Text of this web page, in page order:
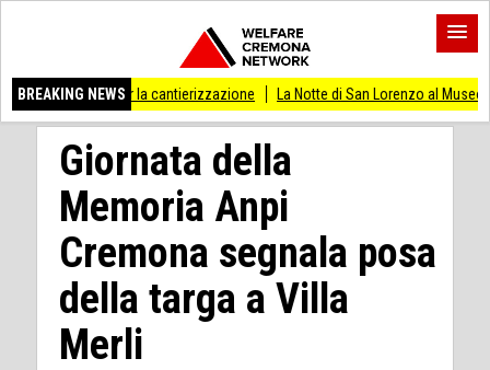
BREAKING NEWS
per la cantierizzazione La Notte di San Lorenzo al Museo Cambonino tra
Giornata della
Memoria Anpi
Cremona segnala posa
della targa a Villa
Merli